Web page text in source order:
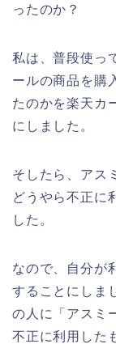
ったのか？
私は、普段使っ
ールの商品を購
たのかを楽天カ
にしました。
そしたら、アス
どうやら不正に
した。
なので、自分が
することにしま
の人に「アスミ
不正に利用した